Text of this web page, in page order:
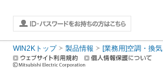
WIN2Kトップ 製品情報 [業務用]空調・換気